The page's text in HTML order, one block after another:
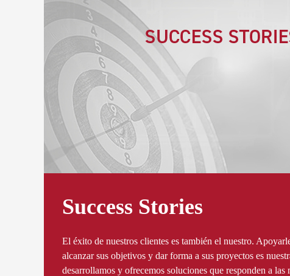
Success Stories
El éxito de nuestros clientes es también el nuestro.
alcanzar sus objetivos y dar forma a sus proyectos es
desarrollamos y ofrecemos soluciones que responden a las